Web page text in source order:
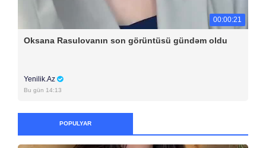
00:00:21
Oksana Rasulovanın son görüntüsü gündəm oldu
Yenilik.Az
Bu gün 14:13
POPULYAR